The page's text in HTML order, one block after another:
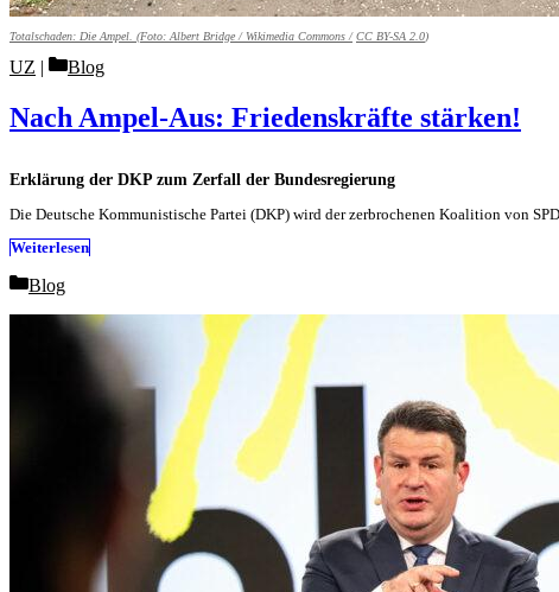
Totalschaden: Die Ampel. (Foto:Albert Bridge / Wikimedia Commons / CC BY-SA 2.0)
Erklärung der DKP zum Zerfall der Bundesregierung
Nach Ampel-Aus: Friedenskräfte stärken!
UZ Categories
Blog
Die Deutsche Kommunistische Partei (DKP) wird der zerbrochenen Koalition von
Weiterlesen
Categories
Blog